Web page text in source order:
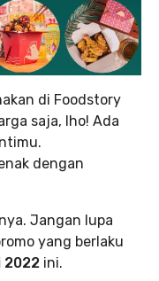
di Foodstory
saja, lho! Ada
dengan
Jangan lupa
yang berlaku
2022 ini.